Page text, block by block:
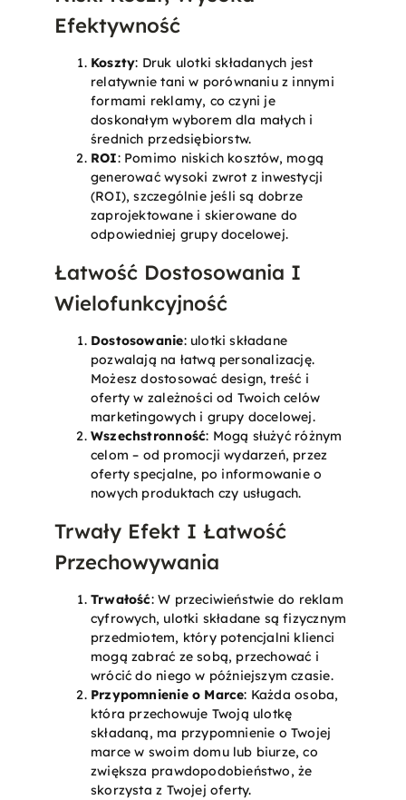
Efektywność
Koszty: Druk ulotki składanych jest
relatywnie tani w porównaniu z innymi
formami reklamy, co czyni je
doskonałym wyborem dla małych i
średnich przedsiębiorstw.
ROI: Pomimo niskich kosztów, mogą
generować wysoki zwrot z inwestycji
(ROI), szczególnie jeśli są dobrze
zaprojektowane i skierowane do
odpowiedniej grupy docelowej.
Łatwość Dostosowania I
Wielofunkcyjność
Dostosowanie: ulotki składane
pozwalają na łatwą personalizację.
Możesz dostosować design, treść i
oferty w zależności od Twoich celów
marketingowych i grupy docelowej.
Wszechstronność: Mogą służyć różnym
celom – od promocji wydarzeń, przez
oferty specjalne, po informowanie o
nowych produktach czy usługach.
Trwały Efekt I Łatwość
Przechowywania
Trwałość: W przeciwieństwie do reklam
cyfrowych, ulotki składane są fizycznym
przedmiotem, który potencjalni klienci
mogą zabrać ze sobą, przechować i
wrócić do niego w późniejszym czasie.
Przypomnienie o Marce: Każda osoba,
która przechowuje Twoją ulotkę
składaną, ma przypomnienie o Twojej
marce w swoim domu lub biurze, co
zwiększa prawdopodobieństwo, że
skorzysta z Twojej oferty.